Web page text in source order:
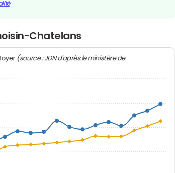
Chatelans
(source : JDN d'après le ministère de